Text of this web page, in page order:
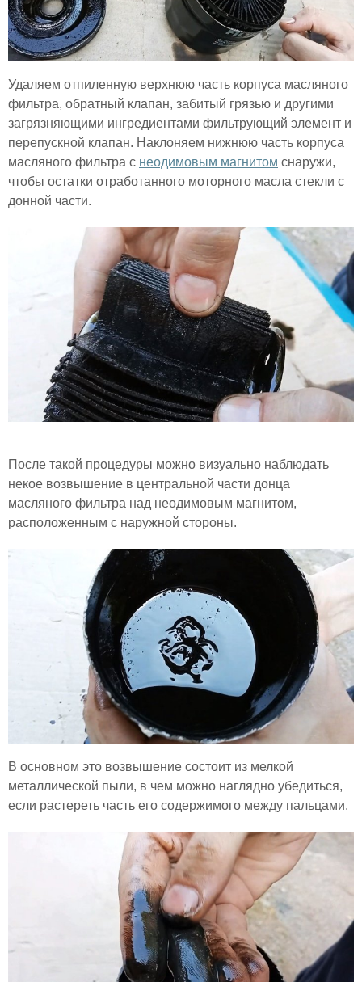
Удаляем отпиленную верхнюю часть корпуса масляного
фильтра, обратный клапан, забитый грязью и другими
загрязняющими ингредиентами фильтрующий элемент и
перепускной клапан. Наклоняем нижнюю часть корпуса
масляного фильтра с неодимовым магнитом снаружи,
чтобы остатки отработанного моторного масла стекли с
донной части.
После такой процедуры можно визуально наблюдать
некое возвышение в центральной части донца
масляного фильтра над неодимовым магнитом,
расположенным с наружной стороны.
В основном это возвышение состоит из мелкой
металлической пыли, в чем можно наглядно убедиться,
если растереть часть его содержимого между пальцами.